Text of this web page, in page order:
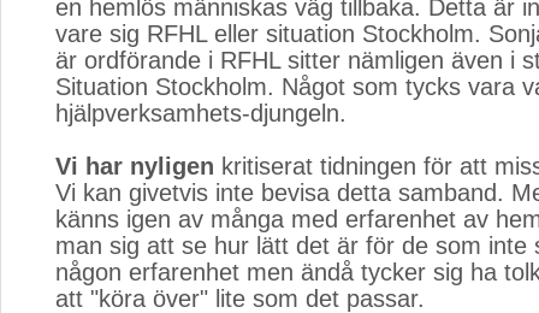
en hemlös människas väg tillbaka. Detta är
vare sig RFHL eller situation Stockholm.
är ordförande i RFHL sitter nämligen även i
Situation Stockholm. Något som tycks vara
hjälpverksamhets-djungeln.
Vi har nyligen kritiserat tidningen för att
Vi kan givetvis inte bevisa detta samband.
känns igen av många med erfarenhet av
man sig att se hur lätt det är för de som inte
någon erfarenhet men ändå tycker sig ha
att "köra över" lite som det passar.